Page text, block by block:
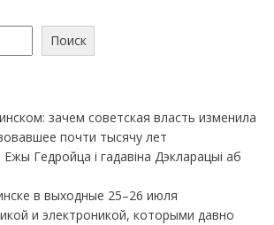
Поиск
зачем советская власть изменила
почти тысячу лет
Гедройца і гадавіна Дэкларацыі аб
в выходные 25–26 июля
и электроникой, которыми давно